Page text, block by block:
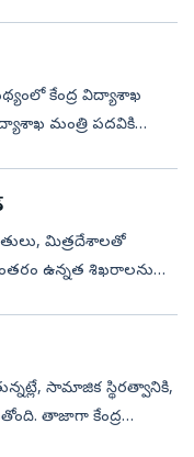
కేంద్ర విద్యాశాఖ
మంత్రి పదవికి
మిత్రదేశాలతో
ఉన్నత శిఖరాలను
సామాజిక స్థిరత్వానికి,
తాజాగా కేంద్ర